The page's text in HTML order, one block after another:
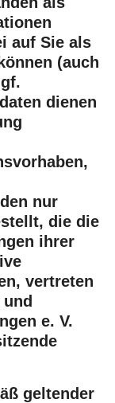
auf Sie als
(auch
dienen
nur
die die
ihrer
vertreten
e. V.
geltender